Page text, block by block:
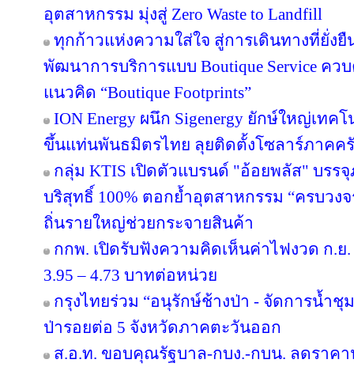
อุตสาหกรรม มุ่งสู่ Zero Waste to Landfill
ทุกก้าวแห่งความใส่ใจ สู่การเดินทางที่ยั่ง
พัฒนาการบริการแบบ Boutique Service ค
แนวคิด “Boutique Footprints”
ION Energy ผนึก Sigenergy ยักษ์ใหญ่เท
ขึ้นแท่นพันธมิตรไทย ลุยติดตั้งโซลาร์ภาคครั
กลุ่ม KTIS เปิดตัวแบรนด์ "อ้อยพลัส" บร
บริสุทธิ์ 100% ตอกย้ำอุตสาหกรรม “ครบวง
ถิ่นรายใหญ่ช่วยกระจายสินค้า
กกพ. เปิดรับฟังความคิดเห็นค่าไฟงวด ก.ย.
3.95 – 4.73 บาทต่อหน่วย
กรุงไทยร่วม “อนุรักษ์ช้างป่า - จัดการน้ำ
ป่ารอยต่อ 5 จังหวัดภาคตะวันออก
ส.อ.ท. ขอบคุณรัฐบาล-กบง.-กบน. ลดราค